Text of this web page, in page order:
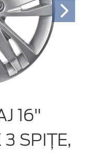
16"
3 SPIŢE,